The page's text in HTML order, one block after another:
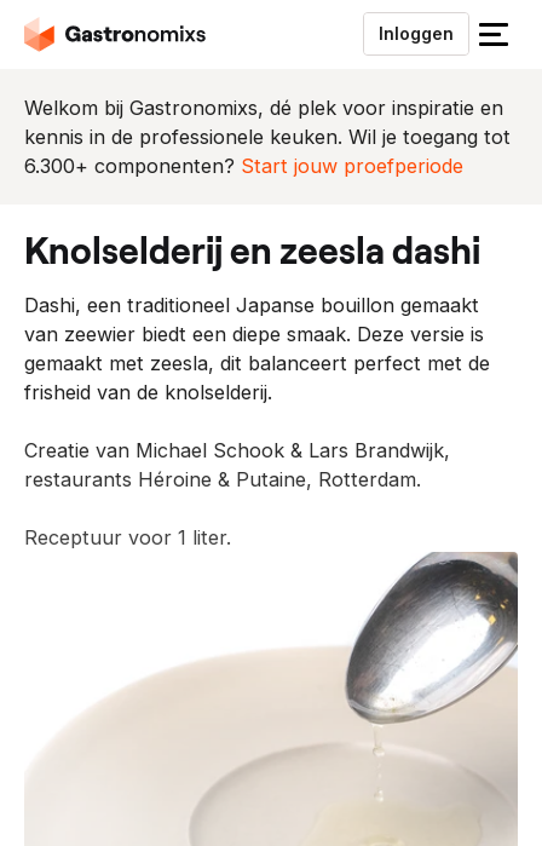
Inloggen
S
u
i
t
e
n
u
Welkom bij Gastronomixs, dé plek voor inspiratie en
kennis in de professionele keuken. Wil je toegang tot
6.300+ componenten? Start jouw proefperiode
knolselderij en zeesla dashi
Dashi, een traditioneel Japanse bouillon gemaakt
van zeewier biedt een diepe smaak. Deze versie is
gemaakt met zeesla, dit balanceert perfect met de
frisheid van de knolselderij.
Creatie van Michael Schook & Lars Brandwijk,
restaurants Héroine & Putaine, Rotterdam.
Receptuur voor 1 liter.